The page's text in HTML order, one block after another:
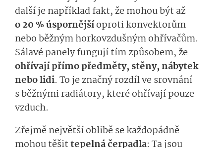
další je například fakt, že mohou být až
o 20 % úspornějšíoproti konvektorům
nebo běžným horkovzdušným ohřívačům.
Sálavé panely fungují tím způsobem, že
ohřívají přímo předměty, stěny, nábytek
nebo lidi. To je značný rozdíl ve srovnání
s běžnými radiátory, které ohřívají pouze
vzduch.
Zřejmě největší oblibě se každopádně
mohou těšittepelná čerpadla: Ta jsou